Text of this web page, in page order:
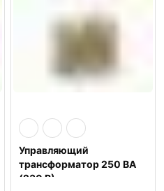
Управляющий
трансформатор 250 ВА
(230 В) —